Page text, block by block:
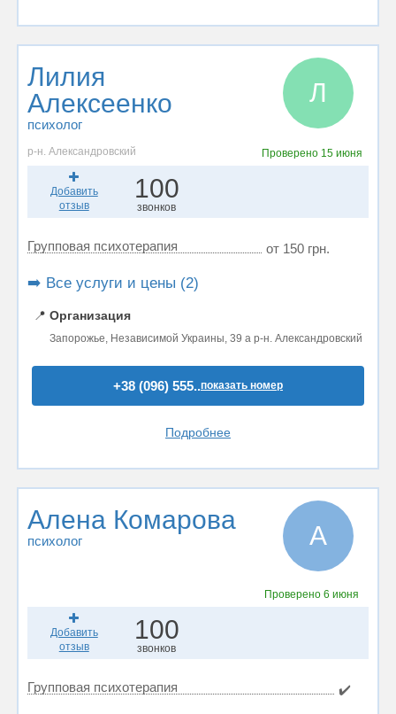
Лилия
Алексеенко
психолог
Л
р-н. Александровский Проверено 15 июня
Добавить
отзыв
100
звонков
Групповая психотерапия от 150 грн.
➡️ Все услуги и цены (2)
📍 Организация
Запорожье, Независимой Украины, 39 а р-н. Александровский
+38 (096) 555..показать номер
Подробнее
Алена Комарова
психолог А
Проверено6 июня
Добавить
отзыв
100
звонков
Групповая психотерапия ✔️